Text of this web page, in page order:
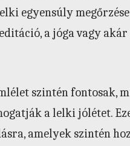
egyensúly
a jóga vagy
szintén fontosak,
a lelki jólétet.
amelyek szintén